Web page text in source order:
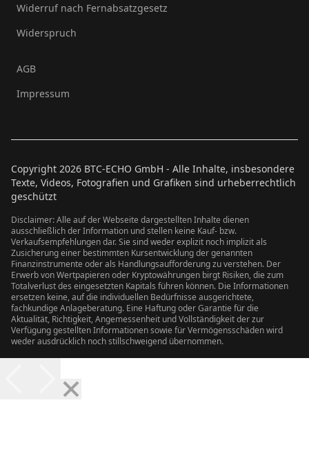
Widerruf nach Fernabsatzgesetz
Widerspruch
AGB
Impressum
Copyright 2026 BTC-ECHO GmbH - Alle Inhalte, insbesondere
Texte, Videos, Fotografien und Grafiken sind urheberrechtlich
geschützt
Disclaimer: Alle auf der Webseite dargestellten Inhalte dienen
ausschließlich der Information und stellen keine Kauf- bzw.
Verkaufsempfehlungen dar. Sie sind weder explizit noch implizit als
Zusicherung einer bestimmten Kursentwicklung der genannten
Finanzinstrumente oder als Handlungsaufforderung zu verstehen. Der
Erwerb von Wertpapieren oder Kryptowährungen birgt Risiken, die zum
Totalverlust des eingesetzten Kapitals führen können. Die Informationen
ersetzen keine, auf die individuellen Bedürfnisse ausgerichtete,
fachkundige Anlageberatung. Eine Haftung oder Garantie für die
Aktualität, Richtigkeit, Angemessenheit und Vollständigkeit der zur
Verfügung gestellten Informationen sowie für Vermögensschäden wird
weder ausdrücklich noch stillschweigend übernommen.